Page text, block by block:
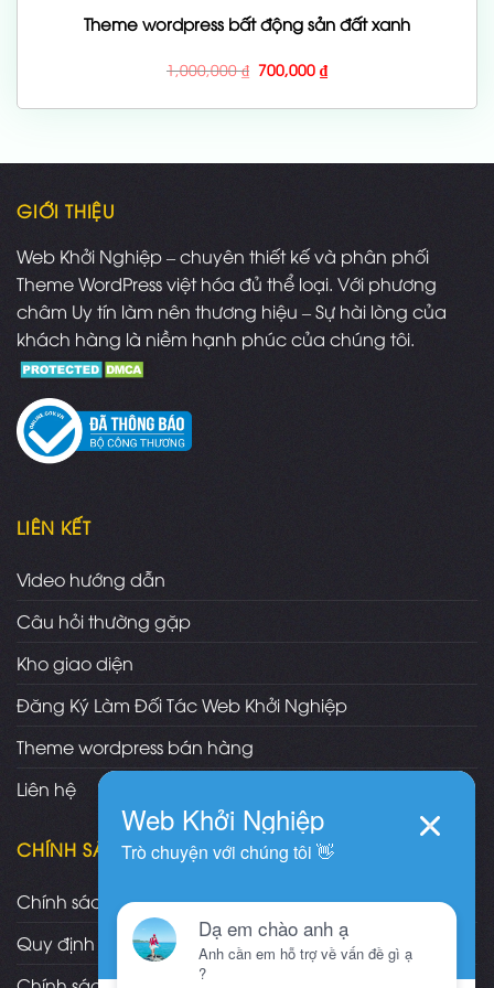
Theme wordpress bất động sản đất xanh
1,000,000₫ Giá
gốc
1,000,000 ₫.
700,000₫Giá
hiện
là:
GIỚI THIỆU
Web Khởi Nghiệp – chuyên thiết kế và phân phối
Theme WordPress việt hóa đủ thể loại. Với phương
châm Uy tín làm nên thương hiệu – Sự hài lòng của
khách hàng là niềm hạnh phúc của chúng tôi.
LIÊN KẾT
Video hướng dẫn
Câu hỏi thường gặp
Kho giao diện
Đăng Ký Làm Đối Tác Web Khởi Nghiệp
Theme wordpress bán hàng
Liên hệ
CHÍNH SÁCH
Chính sách và quy định chung
Quy định và hình thức thanh toán